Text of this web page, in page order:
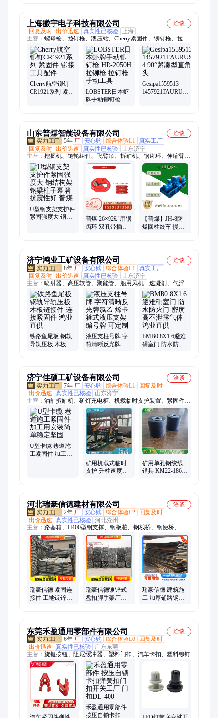
上海徽宇电子科技有限公司
洽谈
回复及时 出价迅速 真实性已核验
上海
主营： 螺母枪、拉钉枪、液压站、Cherry紧固件、铆钉枪、拉铆
枪、铆接工具、铆钉送料机
Cherry航空铆钉
CR1921系列 紧固
LOBSTER日本虾
牌手动铆钉枪
Gesipa1559513
1457921TAURUS1-
山东普煤智能设备有限公司
洽谈
5年 厂 安心购 综合体验L1 真实工厂
回复及时 出价迅速 真实性已核验
山东济宁
主营： 挖掘机、链轮组件、飞臂吊、拆缸机、锯齿环、伸缩臂、
皮带硫化机、聚能管、临时支护装置、搬运悬浮气垫、搬运坦克
车、矿用三轮车、喷射器、船用风机、钻头、速凝剂、钻杆、电
液推杆、洗靴机、手拉葫芦、除铁器、管道排渣器、消毒门、静
电释放器、定向钻机
U型钢支架支护件
紧固强度大 钢结
普煤 26×92矿用锯
齿环 双孔带插销
【普煤】JH-8防
爆回柱绞车 慢速
济宁鸿业工矿设备有限公司
洽谈
8年 厂 安心购 综合体验L1
真实工厂
回复及时 出价迅速 真实性已核验
山东济宁
主营： 喷射器、高压软管、聚能管、船用风机、速凝剂、气浮搬
运车、螺旋千斤顶、手拉葫芦、牵引绞索、道口栏木机、矿用风
门、树篦子、临时支护、叉车吊、皮带硫化机、链轮组件、矿用
密闭门、电动卷扬机、翻车机、拆缸机、洗靴机、电动搬运坦克
车、矿车轮对、搬运气垫、裤管风机
铁路鱼尾板 钢轨
导轨压板 木板链
液压支柱号牌 字
符清晰反光牌氯
BMB0.8X1.6避难
硐室门 防水防火
济宁佳硕工矿设备有限公司
洽谈
7年 厂 安心购 综合体验L1
回复及时
出价迅速
真实性已核验
山东济宁
主营： 油缸拆缸机、矿灯充电柜、机载临时支护装置、紧固件、
矿用平板车、皮带纠偏装置、岩心切割机、自动隔爆装置、液压
起道机、钢轨锯轨机、钢轨打磨机、铁路捣固镐、缓冲条、防溢
裙板、气相色谱仪、氢气发生器、燃气分析仪、钻孔应力计、矿
用卡绳器、顶板离层仪、电缆挂钩、铁路道岔、托辊、扭矩放大
器、固定式矿车
U型卡缆 巷道施
工紧固件 加工用
矿用机载式临时
支护 升柱速度快
矿用单孔钢绞线
锚具 KM22-1860
河北瑞豪信德建材有限公司
洽谈
2年 厂 安心购 综合体验L2
回复及时
出价迅速
真实性已核验 河北沧州
主营： 路基箱、H400型钢支撑、钢板桩、钢栈桥、钢便桥、盘
扣式脚手架、型钢支撑、钢结构支撑、贝雷架、贝雷片、桥面
板、H型钢、工字钢、桥梁建设配件、贝雷梁、公路桥梁、建筑
槽钢
瑞豪信德 紧固连
接件 工地镀锌方
瑞豪信德镀锌式
盘扣脚手架厂家
瑞豪信德 建筑施
工 加厚铺路钢板
东莞禾盈通用零部件有限公司
洽谈
6年 厂 安心购 综合体验L0
回复及时
出价迅速
真实性已核验
广东东莞
主营： 旋钮按钮、阻尼缓冲器、塑料门扣、汽车卡扣、塑料铆钉
禾盈通用零部件
按压自锁卡扣弹